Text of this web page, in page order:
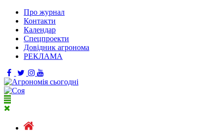
Про журнал
Контакти
Календар
Спецпроекти
Довідник агронома
РЕКЛАМА